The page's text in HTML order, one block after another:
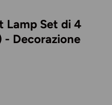
Lamp Set di 4
- Decorazione